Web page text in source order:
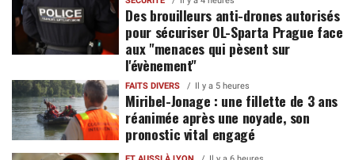
Des brouilleurs anti-drones autorisés
pour sécuriser OL-Sparta Prague face
aux "menaces qui pèsent sur
l'évènement"
FAITS DIVERS Il y a 5 heures
Miribel-Jonage : une fillette de 3 ans
réanimée après une noyade, son
pronostic vital engagé